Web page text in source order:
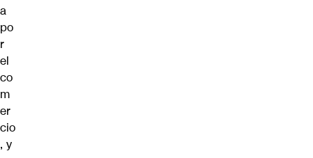
a
po
r
el
co
m
er
cio
, y